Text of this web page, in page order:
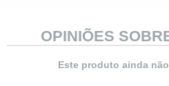
OPINIÕES
Este produto ainda